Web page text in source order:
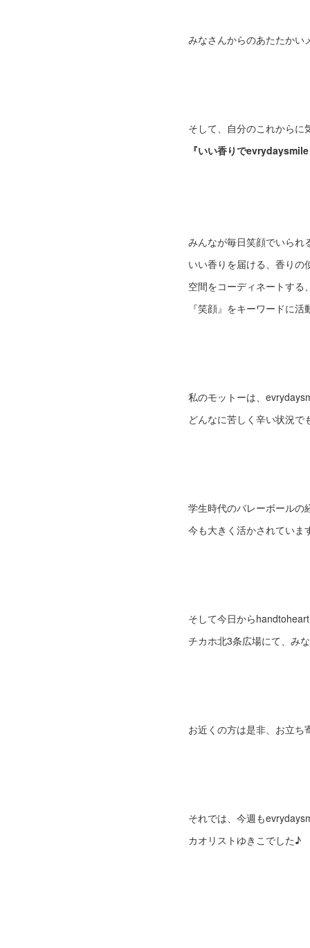
みなさんからのあたたかい
そして、自分のこれからに
『いい香りでevrydaysmile
みんなが毎日笑顔でいられ
いい香りを届ける、香りの
空間をコーディネートする、
『笑顔』をキーワードに活
私のモットーは、
どんなに苦しく辛い状況で
学生時代のバレーボールの
今も大きく活かされていま
そして今日からhandtoheart
チカホ北3条広場にて、み
お近くの方は是非、お立
それでは、今週も
カオリストゆきこでした♪